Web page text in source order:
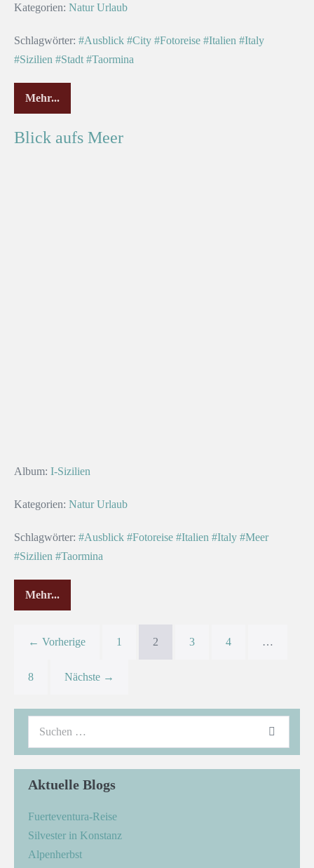
Kategorien: Natur Urlaub
Schlagwörter: #Ausblick #City #Fotoreise #Italien #Italy
#Sizilien #Stadt #Taormina
Mehr...
Blick aufs Meer
Album: I-Sizilien
Kategorien: Natur Urlaub
Schlagwörter: #Ausblick #Fotoreise #Italien #Italy #Meer
#Sizilien #Taormina
Mehr...
← Vorherige 1 2 3 4 …
8 Nächste →
Aktuelle Blogs
Fuerteventura-Reise
Silvester in Konstanz
Alpenherbst